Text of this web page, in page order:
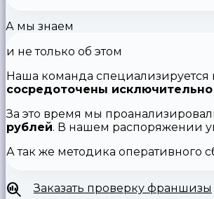
А мы знаем
и не только об этом
Наша команда специализируется
сосредоточены
За это время мы
рублей. В нашем распоряжении
А так же методика
Заказать проверку франшизы